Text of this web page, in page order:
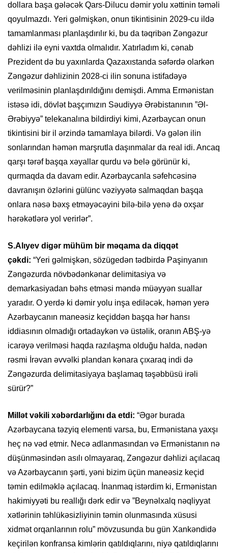
dollara başa gələcək Qars-Dilucu dəmir yolu xəttinin təməli
qoyulmazdı. Yeri gəlmişkən, onun tikintisinin 2029-cu ildə
tamamlanması planlaşdırılır ki, bu da təqribən Zəngəzur
dəhlizi ilə eyni vaxtda olmalıdır. Xatırladım ki, cənab
Prezident də bu yaxınlarda Qazaxıstanda səfərdə olarkən
Zəngəzur dəhlizinin 2028-ci ilin sonuna istifadəyə
verilməsinin planlaşdırıldığını demişdi. Amma Ermənistan
istəsə idi, dövlət başçımızın Səudiyyə Ərəbistanının ”Əl-
Ərəbiyyə” telekanalına bildirdiyi kimi, Azərbaycan onun
tikintisini bir il ərzində tamamlaya bilərdi. Və gələn ilin
sonlarından həmən marşrutla daşınmalar da real idi. Ancaq
qarşı tərəf başqa xəyallar qurdu və belə görünür ki,
qurmaqda da davam edir. Azərbaycanla səfehcəsinə
davranışın özlərini gülünc vəziyyətə salmaqdan başqa
onlara nəsə bəxş etməyəcəyini bilə-bilə yenə də oxşar
hərəkətlərə yol verirlər”.
S.Alıyev digər mühüm bir məqama da diqqət
çəkdi: “Yeri gəlmişkən, sözügedən tədbirdə Paşinyanın
Zəngəzurda növbədənkənar delimitasiya və
demarkasiyadan bəhs etməsi məndə müəyyən suallar
yaradır. O yerdə ki dəmir yolu inşa ediləcək, həmən yerə
Azərbaycanın maneəsiz keçiddən başqa hər hansı
iddiasının olmadığı ortadaykən və üstəlik, oranın ABŞ-yə
icarəyə verilməsi haqda razılaşma olduğu halda, nədən
rəsmi İrəvan əvvəlki plandan kənara çıxaraq indi də
Zəngəzurda delimitasiyaya başlamaq təşəbbüsü irəli
sürür?”
Millət vəkili xəbərdarlığını da etdi: “Əgər burada
Azərbaycana təzyiq elementi varsa, bu, Ermənistana yaxşı
heç nə vəd etmir. Necə adlanmasından və Ermənistanın nə
düşünməsindən asılı olmayaraq, Zəngəzur dəhlizi açılacaq
və Azərbaycanın şərti, yəni bizim üçün maneəsiz keçid
təmin edilməklə açılacaq. İnanmaq istərdim ki, Ermənistan
hakimiyyəti bu reallığı dərk edir və ”Beynəlxalq nəqliyyat
xətlərinin təhlükəsizliyinin təmin olunmasında xüsusi
xidmət orqanlarının rolu” mövzusunda bu gün Xankəndidə
keçirilən konfransa kimlərin qatıldıqlarını, niyə qatıldıqlarını